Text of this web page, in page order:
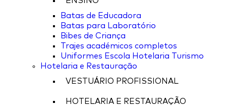
Batas de Educadora
Batas para Laboratório
Bibes de Criança
Trajes académicos completos
Uniformes Escola Hotelaria Turismo
Hotelaria e Restauração
VESTUÁRIO PROFISSIONAL
HOTELARIA E RESTAURAÇÃO